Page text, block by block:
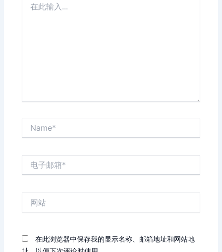
在此浏览器中保存我的显示名称、邮箱地址和网站地